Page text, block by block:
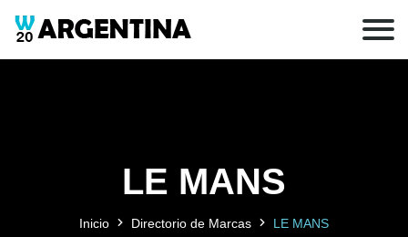
LE MANS
Inicio Directorio de Marcas LE MANS